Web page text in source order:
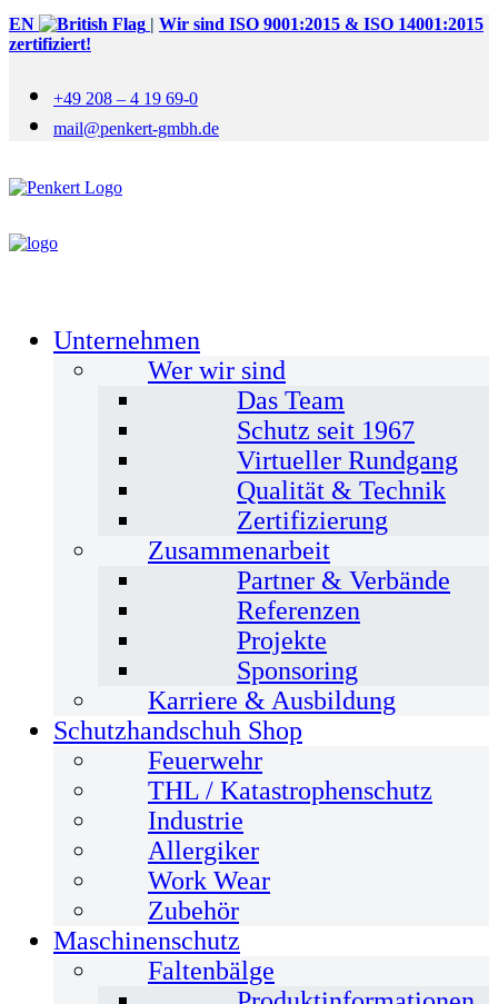
EN | Wir sind ISO 9001:2015 & ISO 14001:2015
zertifiziert!
+49 208 – 4 19 69-0
mail@penkert-gmbh.de
Unternehmen
Wer wir sind
Das Team
Schutz seit 1967
Virtueller Rundgang
Qualität & Technik
Zertifizierung
Zusammenarbeit
Partner & Verbände
Referenzen
Projekte
Sponsoring
Karriere & Ausbildung
Schutzhandschuh Shop
Feuerwehr
THL / Katastrophenschutz
Industrie
Allergiker
Work Wear
Zubehör
Maschinenschutz
Faltenbälge